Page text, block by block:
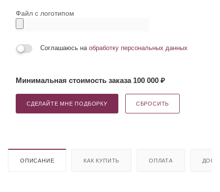
Файл с логотипом
Соглашаюсь на обработку персональных данных
Минимальная стоимость заказа 100 000 ₽
СДЕЛАЙТЕ МНЕ ПОДБОРКУ СБРОСИТЬ
ОПИСАНИЕ КАК КУПИТЬ ОПЛАТА